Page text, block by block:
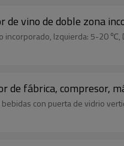
de vino de doble zona
incorporado, Izquierda: 5-20
de fábrica, compresor,
con puerta de vidrio